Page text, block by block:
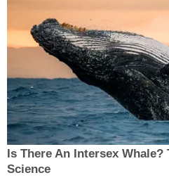
Is There An Intersex
Science